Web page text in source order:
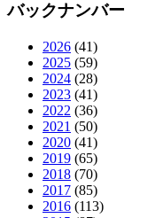
バックナンバー
2026 (41)
2025 (59)
2024 (28)
2023 (41)
2022 (36)
2021 (50)
2020 (41)
2019 (65)
2018 (70)
2017 (85)
2016 (113)